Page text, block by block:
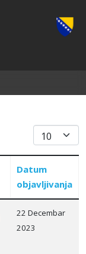
Prikaz #
Datum
objavljivanja
22 Decembar
2023